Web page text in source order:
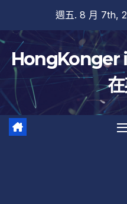
內
容
週五. 8 月 7th,
HongKonger